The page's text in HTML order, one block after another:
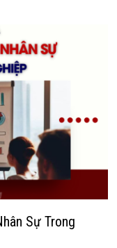
Sự Trong